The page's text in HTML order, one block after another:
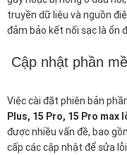
truyền dữ liệu và nguồn
đảm bảo kết nối sạc là ổn
Cập nhật phần
Việc cài đặt phiên bản
Plus, 15 Pro, 15 Pro max
được nhiều vấn đề, bao
cấp các cập nhật để sửa